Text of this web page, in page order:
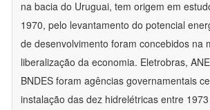
na bacia do Uruguai, tem origem em
1970, pelo levantamento do potencial
de desenvolvimento foram concebidos na
liberalização da economia. Eletrobras,
BNDES foram agências governamentais
instalação das dez hidrelétricas entre